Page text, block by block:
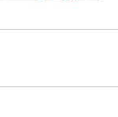
im